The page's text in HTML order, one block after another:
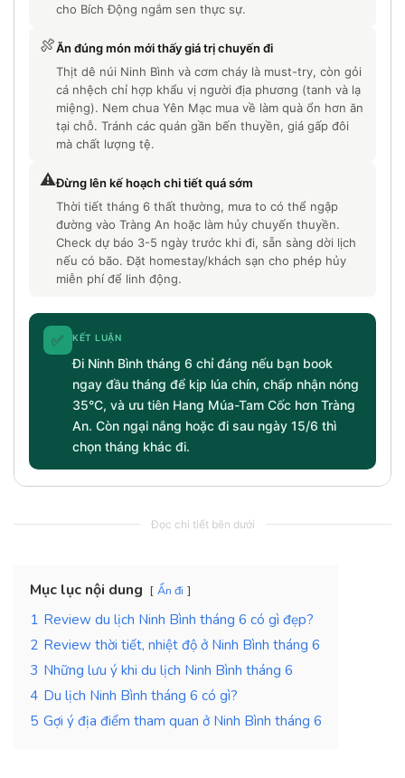
cho Bích Động ngắm sen thực sự.
🍖Ăn đúng món mới thấy giá trị chuyến đi
Thịt dê núi Ninh Bình và cơm cháy là must-try, còn gỏi
cá nhệch chỉ hợp khẩu vị người địa phương (tanh và lạ
miệng). Nem chua Yên Mạc mua về làm quà ổn hơn ăn
tại chỗ. Tránh các quán gần bến thuyền, giá gấp đôi
mà chất lượng tệ.
⚠️Đừng lên kế hoạch chi tiết quá sớm
Thời tiết tháng 6 thất thường, mưa to có thể ngập
đường vào Tràng An hoặc làm hủy chuyến thuyền.
Check dự báo 3-5 ngày trước khi đi, sẵn sàng dời lịch
nếu có bão. Đặt homestay/khách sạn cho phép hủy
miễn phí để linh động.
✅ KẾT LUẬN
Đi Ninh Bình tháng 6 chỉ đáng nếu bạn book
ngay đầu tháng để kịp lúa chín, chấp nhận nóng
35°C, và ưu tiên Hang Múa-Tam Cốc hơn Tràng
An. Còn ngại nắng hoặc đi sau ngày 15/6 thì
chọn tháng khác đi.
Đọc chi tiết bên dưới
Mục lục nội dung Ẩn đi
1 Review du lịch Ninh Bình tháng 6 có gì đẹp?
2 Review thời tiết, nhiệt độ ở Ninh Bình tháng 6
3 Những lưu ý khi du lịch Ninh Bình tháng 6
4 Du lịch Ninh Bình tháng 6 có gì?
5 Gợi ý địa điểm tham quan ở Ninh Bình tháng 6